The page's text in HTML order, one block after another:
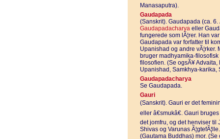
Manasaputra).
Gaudapada
(Sanskrit). Gaudapada (ca. 6.
Gaudapadacharya eller
fungerede som lÃ¦rer. Han
Gaudapada var forfatter til
Upanishad og andre
bruger madhyamika-
filosofien. (Se ogsÃ¥
Upanishad, Samkhya-karika,
Gaudapadacharya
Se Gaudapada.
Gauri
(Sanskrit). Gauri er det
eller â€smukâ€. Gauri
det jomfru, og det henviser til
Shivas og Varunas
(Gautama Buddhas) mor.